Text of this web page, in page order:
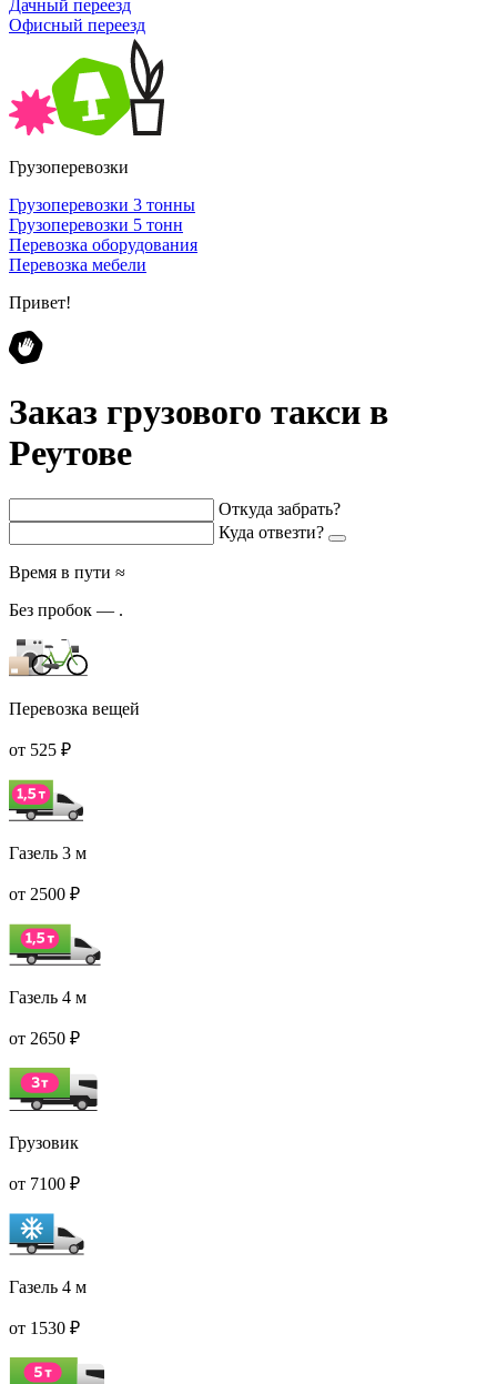
Дачный переезд
Офисный переезд
Грузоперевозки
Грузоперевозки 3 тонны
Грузоперевозки 5 тонн
Перевозка оборудования
Перевозка мебели
Привет!
Заказ грузового такси в
Реутове
Откуда забрать?
Куда отвезти?
Время в пути ≈
Без пробок — .
Перевозка вещей
от 525 ₽
Газель 3 м
от 2500 ₽
Газель 4 м
от 2650 ₽
Грузовик
от 7100 ₽
Газель 4 м
от 1530 ₽